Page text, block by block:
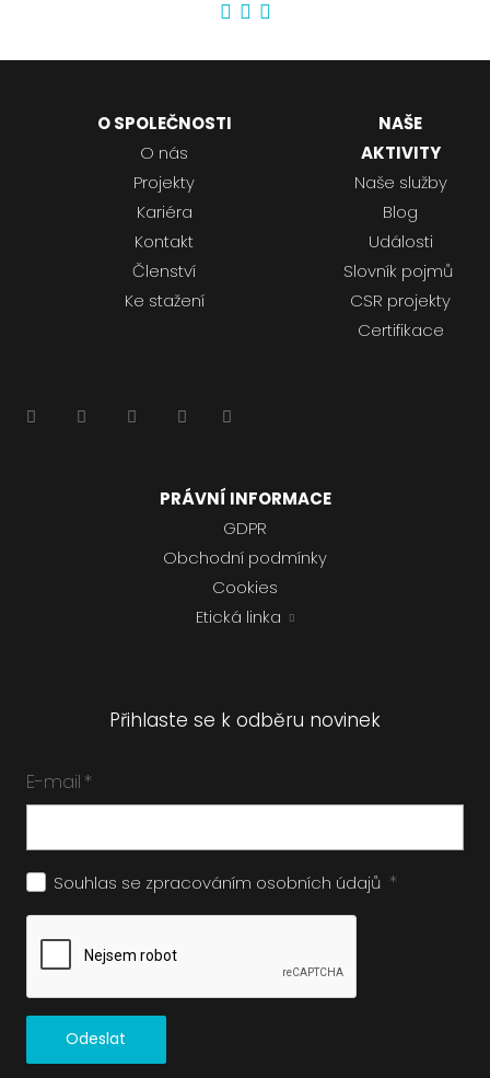
O SPOLEČNOSTI
O nás
Projekty
Kariéra
Kontakt
Členství
Ke stažení
NAŠE
AKTIVITY
Naše služby
Blog
Události
Slovník pojmů
CSR projekty
Certifikace
PRÁVNÍ INFORMACE
GDPR
Obchodní podmínky
Cookies
Etická linka
Přihlaste se k odběru novinek
E-mail *
Souhlas se zpracováním osobních údajů *
Odeslat